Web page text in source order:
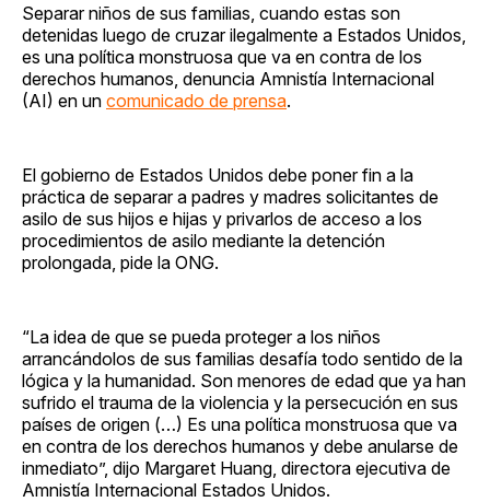
Separar niños de sus familias, cuando estas son
detenidas luego de cruzar ilegalmente a Estados Unidos,
es una política monstruosa que va en contra de los
derechos humanos, denuncia Amnistía Internacional
(AI) en un comunicado de prensa.
El gobierno de Estados Unidos debe poner fin a la
práctica de separar a padres y madres solicitantes de
asilo de sus hijos e hijas y privarlos de acceso a los
procedimientos de asilo mediante la detención
prolongada, pide la ONG.
“La idea de que se pueda proteger a los niños
arrancándolos de sus familias desafía todo sentido de la
lógica y la humanidad. Son menores de edad que ya han
sufrido el trauma de la violencia y la persecución en sus
países de origen (…) Es una política monstruosa que va
en contra de los derechos humanos y debe anularse de
inmediato”, dijo Margaret Huang, directora ejecutiva de
Amnistía Internacional Estados Unidos.